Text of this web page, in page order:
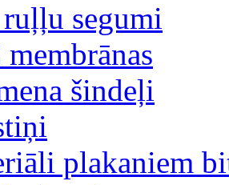
segumi
šindeļi
plakaniem